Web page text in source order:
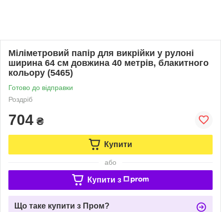
Міліметровий папір для викрійки у рулоні
ширина 64 см довжина 40 метрів, блакитного
кольору (5465)
Готово до відправки
Роздріб
704 ₴
Купити
або
Купити з
Що таке купити з Пром?